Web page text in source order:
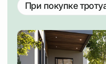
При покупке